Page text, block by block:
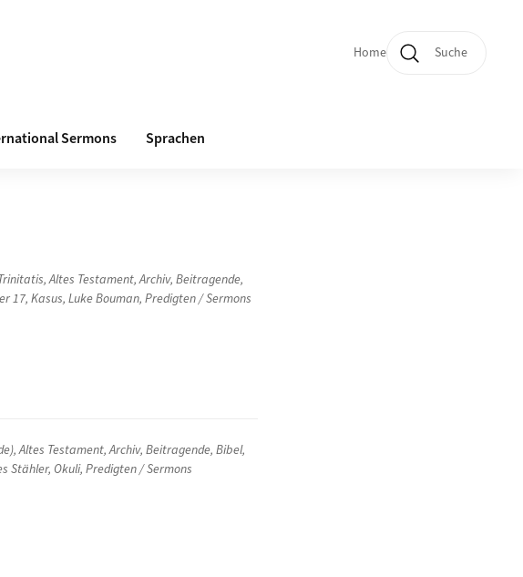
Quicklinks und
Home Suche
Sermons Sprachen
,Altes Testament,Archiv,Beitragende,
17,Kasus,Luke Bouman,Predigten / Sermons
,Altes Testament,Archiv,Beitragende,Bibel,
Stähler, Okuli,Predigten / Sermons